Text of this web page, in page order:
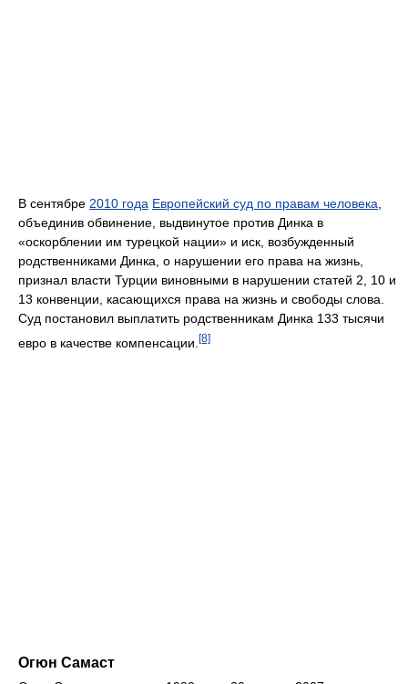
В сентябре 2010 года Европейский суд по правам человека
объединив обвинение, выдвинутое против Динка в
«оскорблении им турецкой нации» и иск, возбужденный
родственниками Динка, о нарушении его права на жизнь,
признал власти Турции виновными в нарушении статей 2, 10 и
13 конвенции, касающихся права на жизнь и свободы слова.
Суд постановил выплатить родственникам Динка 133 тысячи
евро в качестве компенсации. [8]
Огюн Самаст